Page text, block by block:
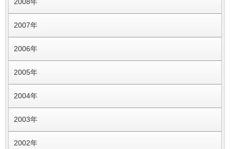
2007年
2006年
2005年
2004年
2003年
2002年